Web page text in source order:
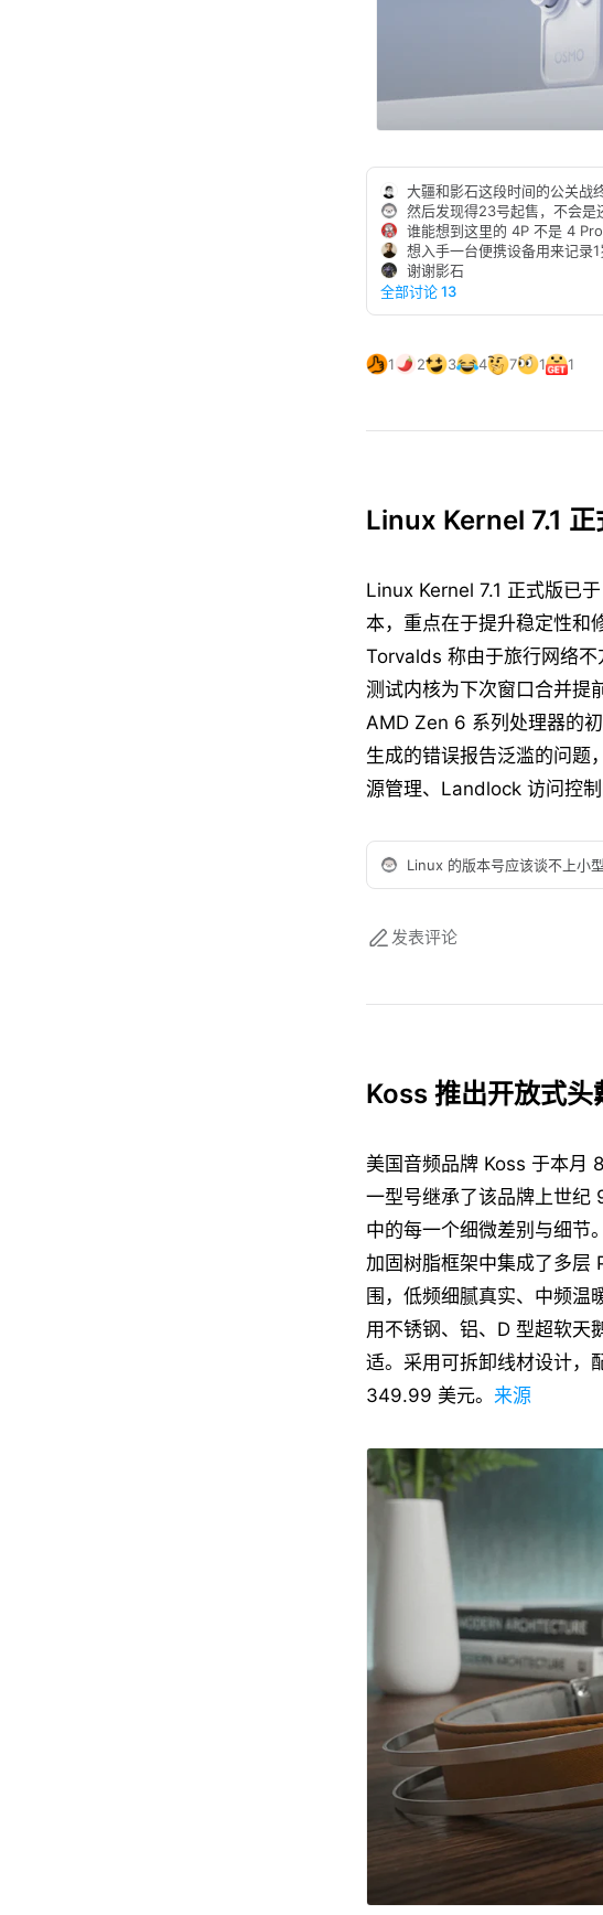
大疆和影石这段时间的公关战
然后发现得23号起售，不会是
谁能想到这里的 4P 不是 4
想入手一台便携设备用来记录
谢谢影石
全部讨论 13
1 2 3 4 7 1 1
Linux Kernel 7.1 正
Linux Kernel 7.1 正式版已
本，重点在于提升稳定性和
Torvalds 称由于旅行网络
测试内核为下次窗口合并提
AMD Zen 6 系列处理器的
生成的错误报告泛滥的问题
源管理、Landlock 访问控制
Linux 的版本号应该谈不上小
发表评论
Koss 推出开放式
美国音频品牌 Koss 于本月
一型号继承了该品牌上世纪
中的每一个细微差别与细
加固树脂框架中集成了多层
围，低频细腻真实、中频温
用不锈钢、铝、D 型超软天
适。采用可拆卸线材设计，
349.99 美元。 来源